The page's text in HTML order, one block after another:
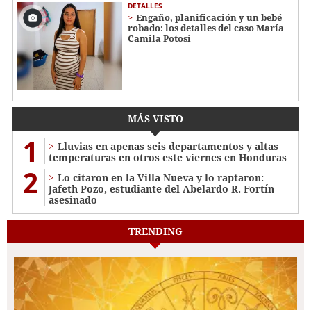
DETALLES
Engaño, planificación y un bebé
robado: los detalles del caso María
Camila Potosí
MÁS VISTO
1
Lluvias en apenas seis departamentos y altas
temperaturas en otros este viernes en Honduras
2
Lo citaron en la Villa Nueva y lo raptaron:
Jafeth Pozo, estudiante del Abelardo R. Fortín
asesinado
TRENDING